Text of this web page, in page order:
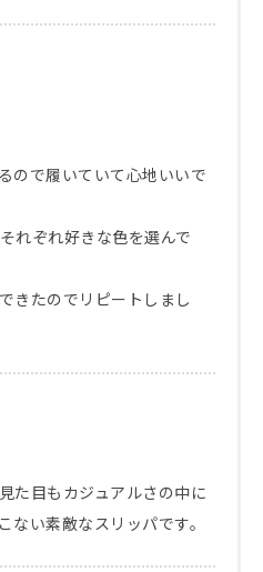
ので履いていて心地いいで
れぞれ好きな色を選んで
きたのでリピートしまし
た目もカジュアルさの中に
ない素敵なスリッパです。